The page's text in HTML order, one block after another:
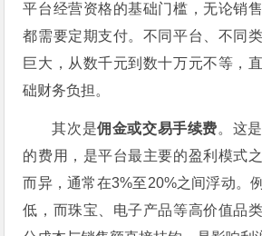
平台经营资格的基础门槛，无论销
都需要定期支付。不同平台、不同
巨大，从数千元到数十万元不等，
础财务负担。
其次是佣金或交易手续费。这
的费用，是平台最主要的盈利模式
而异，通常在3%至20%之间浮动。
低，而珠宝、电子产品等高价值品